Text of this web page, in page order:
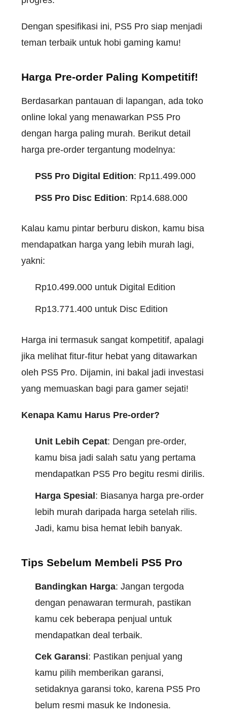
Dengan spesifikasi ini, PS5 Pro siap menjadi
teman terbaik untuk hobi gaming kamu!
Harga Pre-order Paling Kompetitif!
Berdasarkan pantauan di lapangan, ada toko
online lokal yang menawarkan PS5 Pro
dengan harga paling murah. Berikut detail
harga pre-order tergantung modelnya:
PS5 Pro Digital Edition: Rp11.499.000
PS5 Pro Disc Edition: Rp14.688.000
Kalau kamu pintar berburu diskon, kamu bisa
mendapatkan harga yang lebih murah lagi,
yakni:
Rp10.499.000 untuk Digital Edition
Rp13.771.400 untuk Disc Edition
Harga ini termasuk sangat kompetitif, apalagi
jika melihat fitur-fitur hebat yang ditawarkan
oleh PS5 Pro. Dijamin, ini bakal jadi investasi
yang memuaskan bagi para gamer sejati!
Kenapa Kamu Harus Pre-order?
Unit Lebih Cepat: Dengan pre-order,
kamu bisa jadi salah satu yang pertama
mendapatkan PS5 Pro begitu resmi dirilis.
Harga Spesial: Biasanya harga pre-order
lebih murah daripada harga setelah rilis.
Jadi, kamu bisa hemat lebih banyak.
Tips Sebelum Membeli PS5 Pro
Bandingkan Harga: Jangan tergoda
dengan penawaran termurah, pastikan
kamu cek beberapa penjual untuk
mendapatkan deal terbaik.
Cek Garansi: Pastikan penjual yang
kamu pilih memberikan garansi,
setidaknya garansi toko, karena PS5 Pro
belum resmi masuk ke Indonesia.